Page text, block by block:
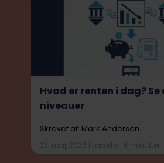
Hvad er renten i dag?
niveauer
Skrevet af: Mark Andersen
23. maj, 2026 | Læsetid: 6 minutter